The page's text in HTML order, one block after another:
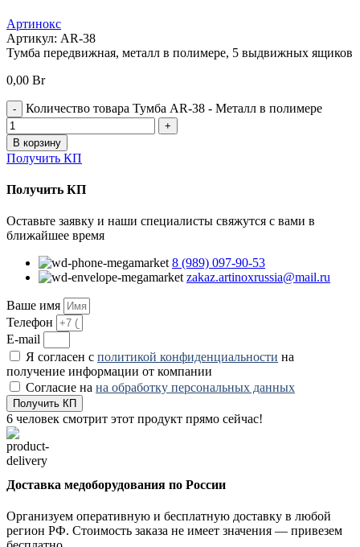
Артинокс
Артикул: AR-38
Тумба передвижная, металл в полимере, 5 выдвижных ящиков
0,00 Br
Количество товара Тумба AR-38 - Металл в полимере
В корзину
Получить КП
Получить КП
Оставьте заявку и наши специалисты свяжутся с вами в
ближайшее время
8 (989) 097-90-53
zakaz.artinoxrussia@mail.ru
Ваше имя
Телефон
E-mail
Я согласен с политикой конфиденциальности на
получение информации от компании
Согласие на на обработку персональных данных
Получить КП
6 человек смотрит этот продукт прямо сейчас!
Доставка медоборудования по России
Организуем оперативную и бесплатную доставку в любой
регион РФ. Стоимость заказа не имеет значения — привезем